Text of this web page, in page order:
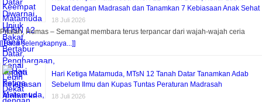
Dekat dengan Madrasah dan Tanamkan 7 Kebiasaan Anak Sehat
18 Juli 2026
Pitalah, Humas – Semangat membara terus terpancar dari wajah-wajah ceria
[[Baca selengkapnya...]]
Hari Ketiga Matamuda, MTsN 12 Tanah Datar Tanamkan Adab
Sebelum Ilmu dan Kupas Tuntas Peraturan Madrasah
18 Juli 2026